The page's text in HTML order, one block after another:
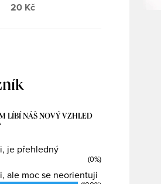
20 Kč
LÍBÍ NÁŠ NOVÝ VZHLED
je přehledný
(0%)
ale moc se neorientuji